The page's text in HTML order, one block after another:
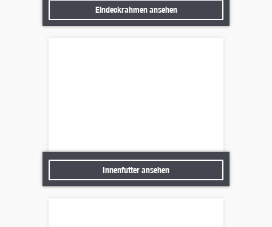
Eindeckrahmen ansehen
Eindeckrahmen ansehen
Innenfutter ansehen
Innenfutter ansehen